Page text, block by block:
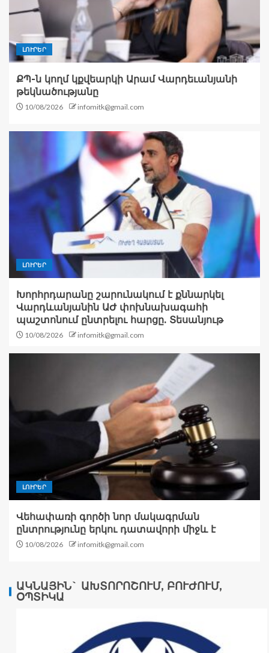
ԼՈՒՐԵՐ
ՔՊ-ն կողմ կքվեարկի Արամ Վարդեւանյանի
թեկնածությանը
10/08/2026 infomitk@gmail.com
ԼՈՒՐԵՐ
Խորհրդարանը շարունակում է քննարկել
Վարդևանյանին ԱԺ փոխնախագահի
պաշտոնում ընտրելու հարցը. Տեսանյութ
10/08/2026 infomitk@gmail.com
ԼՈՒՐԵՐ
Վեհափառի գործի նոր մակագրման
ընտրությունը երկու դատավորի միջև է
10/08/2026 infomitk@gmail.com
ԱԿՆԱՅԻՆ` ԱԽՏՈՐՈՇՈՒՄ, ԲՈՒԺՈՒՄ,
ՕՊՏԻԿԱ